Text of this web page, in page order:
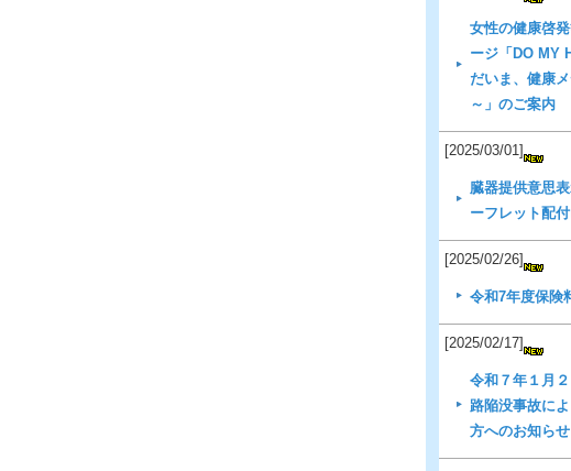
女性の健康啓
ージ「DO MY
だいま、健康
～」のご案内
[2025/03/01]
臓器提供意思
ーフレット配
[2025/02/26]
令和7年度保険
[2025/02/17]
令和７年１月
路陥没事故に
方へのお知らせ